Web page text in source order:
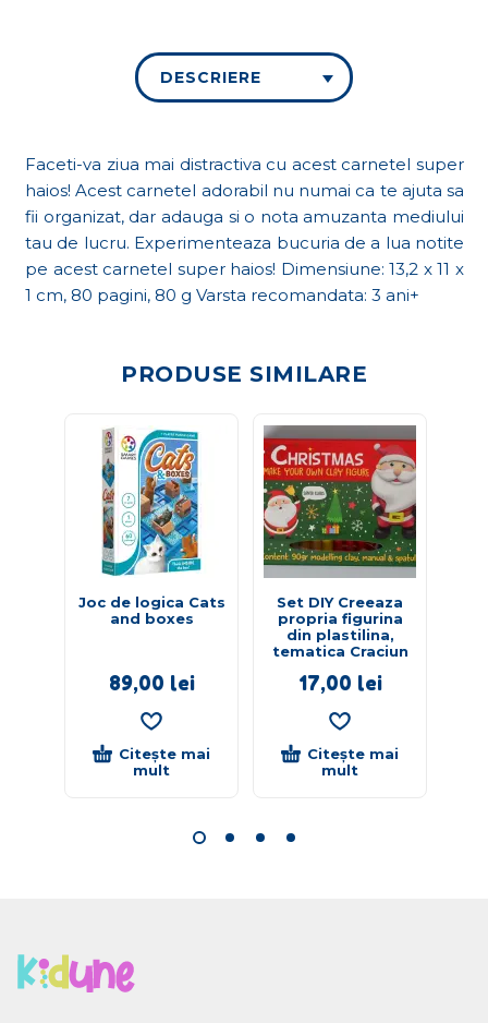
DESCRIERE
Faceti-va ziua mai distractiva cu acest carnetel super
haios! Acest carnetel adorabil nu numai ca te ajuta sa
fii organizat, dar adauga si o nota amuzanta mediului
tau de lucru. Experimenteaza bucuria de a lua notite
pe acest carnetel super haios! Dimensiune: 13,2 x 11 x
1 cm, 80 pagini, 80 g Varsta recomandata: 3 ani+
PRODUSE SIMILARE
Joc de logica Cats
and boxes
89,00 lei
Citește mai
mult
Set DIY Creeaza
propria figurina
din plastilina,
tematica Craciun
17,00 lei
Citește mai
mult